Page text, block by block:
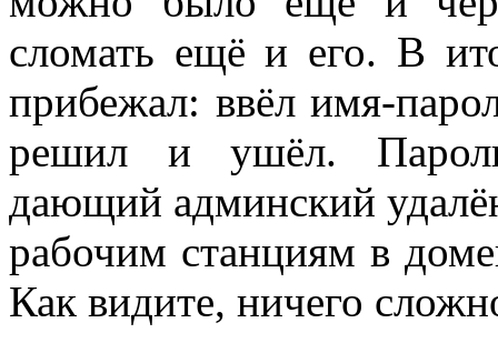
сломать ещё и его. В
прибежал: ввёл имя-
решил и ушёл. Пароль
дающий админский
рабочим станциям в
Как видите, ничего